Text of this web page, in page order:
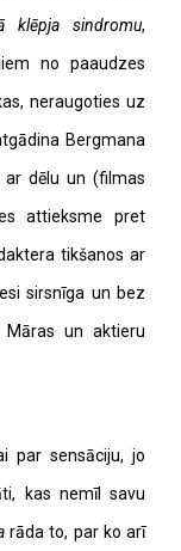
klēpja sindromu,
no paaudzes
neraugoties uz
Bergmana
dēlu un (filmas
attieksme pret
tikšanos ar
sirsnīga un bez
un aktieru
par sensāciju, jo
kas nemīl savu
rāda to, par ko arī